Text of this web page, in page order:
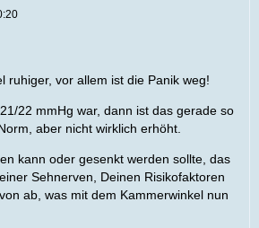
ruhiger, vor allem ist die Panik weg!
22 mmHg war, dann ist das gerade so
aber nicht wirklich erhöht.
kann oder gesenkt werden sollte, das
Sehnerven, Deinen Risikofaktoren
ab, was mit dem Kammerwinkel nun